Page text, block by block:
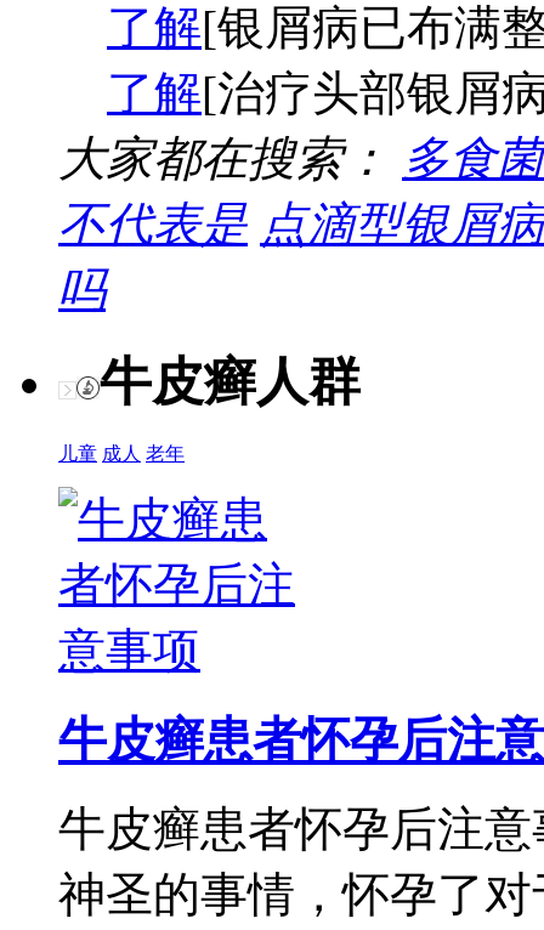
了解[银屑病已布满
了解[治疗头部银屑
大家都在搜索：
多食
不代表是 点滴型银屑
吗
牛皮癣人群
儿童 成人 老年
牛皮癣患者怀孕后注意
牛皮癣患者怀孕后注
神圣的事情，怀孕了